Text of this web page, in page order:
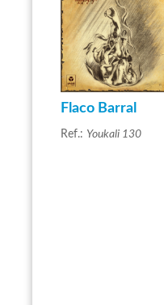
Flaco Barral
Ref.: Youkali 130